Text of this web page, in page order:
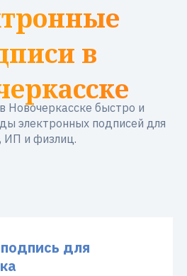
в
быстро и
электронных подписей для
и физлиц.
для